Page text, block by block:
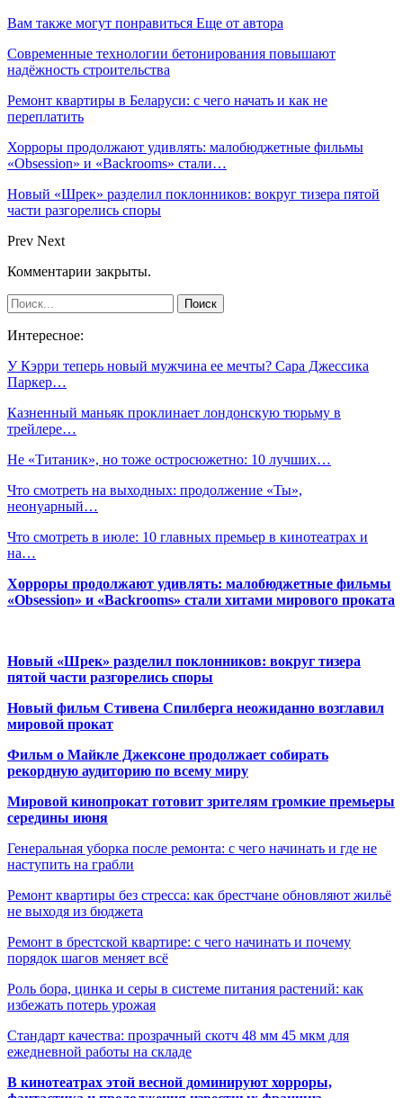
Вам также могут понравиться Еще от автора
Современные технологии бетонирования повышают
надёжность строительства
Ремонт квартиры в Беларуси: с чего начать и как не
переплатить
Хорроры продолжают удивлять: малобюджетные фильмы
«Obsession» и «Backrooms» стали…
Новый «Шрек» разделил поклонников: вокруг тизера пятой
части разгорелись споры
Prev Next
Комментарии закрыты.
Интересное:
У Кэрри теперь новый мужчина ее мечты? Сара Джессика
Паркер…
Казненный маньяк проклинает лондонскую тюрьму в
трейлере…
Не «Титаник», но тоже остросюжетно: 10 лучших…
Что смотреть на выходных: продолжение «Ты»,
неонуарный…
Что смотреть в июле: 10 главных премьер в кинотеатрах и
на…
Хорроры продолжают удивлять: малобюджетные фильмы
«Obsession» и «Backrooms» стали хитами мирового проката
Новый «Шрек» разделил поклонников: вокруг тизера
пятой части разгорелись споры
Новый фильм Стивена Спилберга неожиданно возглавил
мировой прокат
Фильм о Майкле Джексоне продолжает собирать
рекордную аудиторию по всему миру
Мировой кинопрокат готовит зрителям громкие премьеры
середины июня
Генеральная уборка после ремонта: с чего начинать и где не
наступить на грабли
Ремонт квартиры без стресса: как брестчане обновляют жильё
не выходя из бюджета
Ремонт в брестской квартире: с чего начинать и почему
порядок шагов меняет всё
Роль бора, цинка и серы в системе питания растений: как
избежать потерь урожая
Стандарт качества: прозрачный скотч 48 мм 45 мкм для
ежедневной работы на складе
В кинотеатрах этой весной доминируют хорроры,